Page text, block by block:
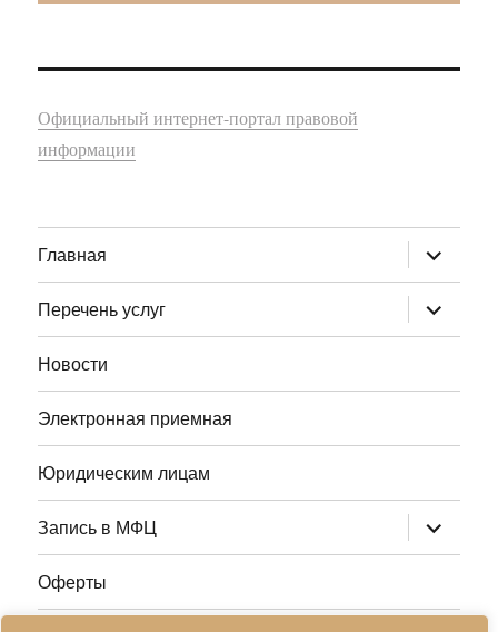
Официальный интернет-портал правовой
информации
Главная раскрыть
дочернее
меню
Перечень услуг
раскрыть
дочернее
меню
Новости
Электронная приемная
Юридическим лицам
Запись в МФЦ раскрыть
дочернее
меню
Оферты